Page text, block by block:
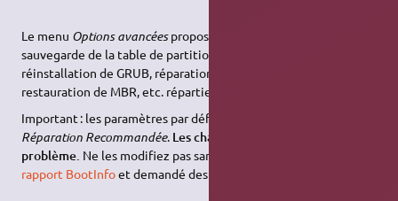
Le menu Options avancéespropose de nombreuses options :
sauvegarde de la table de partitions et du MBR sur clé
réinstallation de GRUB, réparation du système de fichier,
restauration de MBR, etc. réparties dans plusieurs onglets.
Important : les paramètres par défaut sont ceux de la
Réparation Recommandée. Les changer peut aggraver votre
problème. Ne les modifiez pas sans avoir au minimum créé un
rapport BootInfoet demandé des avis sur